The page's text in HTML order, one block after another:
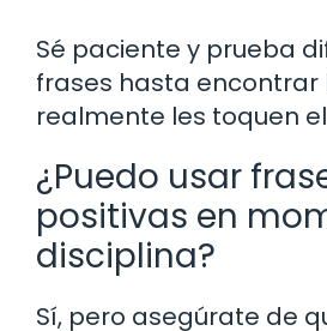
Sé paciente y prueba
frases hasta encontrar
realmente les toquen
¿Puedo usar
positivas en
disciplina?
Sí, pero asegúrate de